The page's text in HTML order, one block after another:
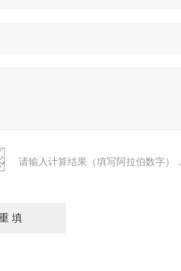
请输入计算结果（填写阿拉伯数字）